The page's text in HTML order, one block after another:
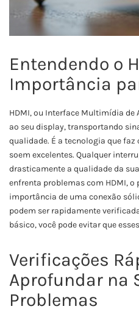
Entendendo o
Importância
HDMI, ou Interface Multimídia de
ao seu display, transportando
qualidade. É a tecnologia que
soem excelentes. Qualquer
drasticamente a qualidade da
enfrenta problemas com HDMI, o
importância de uma conexão
podem ser rapidamente
básico, você pode evitar que
Verificações
Aprofundar na
Problemas